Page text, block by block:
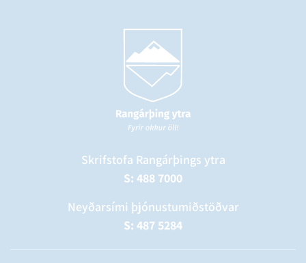
Skrifstofa Rangárþings ytra
S: 488 7000
Neyðarsími þjónustumiðstöðvar
S: 487 5284